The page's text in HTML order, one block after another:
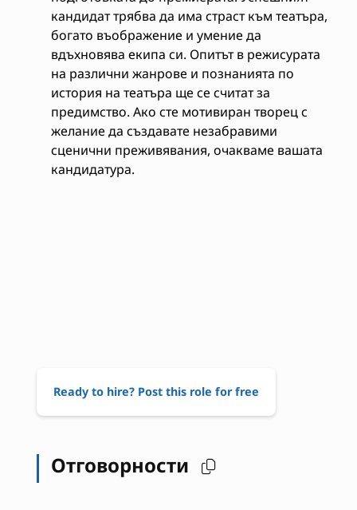
кандидат трябва да има страст към театъра,
богато въображение и умение да
вдъхновява екипа си. Опитът в режисурата
на различни жанрове и познанията по
история на театъра ще се считат за
предимство. Ако сте мотивиран творец с
желание да създавате незабравими
сценични преживявания, очакваме вашата
кандидатура.
Ready to hire? Post this role for free
Отговорности